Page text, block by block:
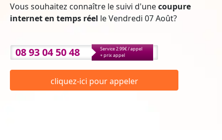
Vous souhaitez connaître le suivi d'unecoupure
internet en temps réel le Vendredi 07 Août?
08 93 04 50 48
Service 2.99€ / appel
+ prix appel
cliquez-ici pour appeler